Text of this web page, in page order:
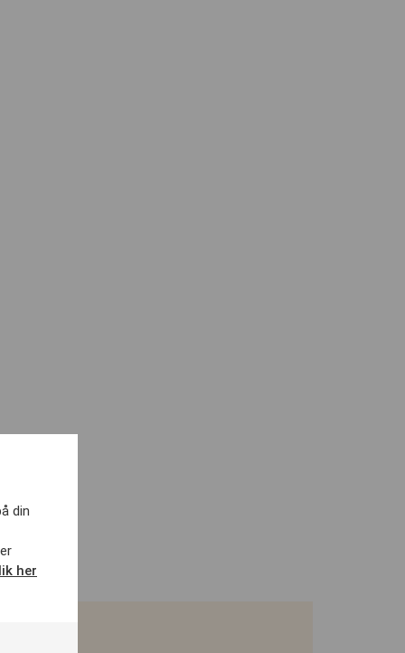
din
her